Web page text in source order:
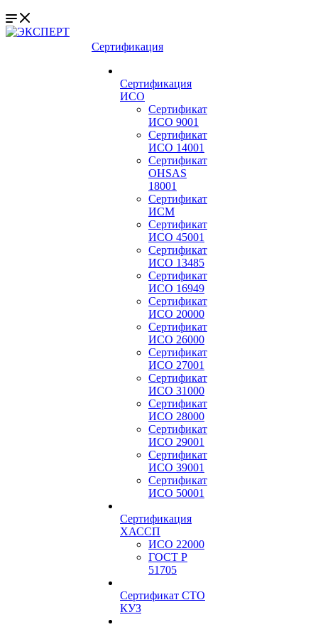
Сертификация
Сертификация
ИСО
Сертификат
ИСО 9001
Сертификат
ИСО 14001
Сертификат
OHSAS
18001
Сертификат
ИСМ
Сертификат
ИСО 45001
Сертификат
ИСО 13485
Сертификат
ИСО 16949
Сертификат
ИСО 20000
Сертификат
ИСО 26000
Сертификат
ИСО 27001
Сертификат
ИСО 31000
Сертификат
ИСО 28000
Сертификат
ИСО 29001
Сертификат
ИСО 39001
Сертификат
ИСО 50001
Сертификация
ХАССП
ИСО 22000
ГОСТ Р
51705
Сертификат СТО
КУЗ